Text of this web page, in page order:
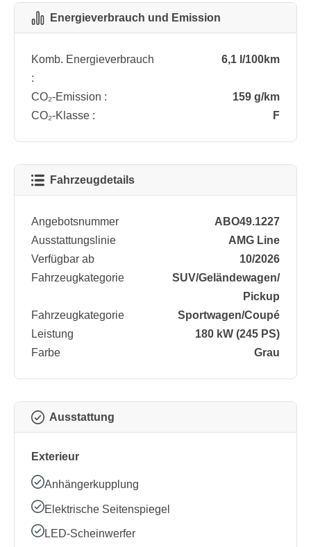
Energieverbrauch und Emission
Komb. Energieverbrauch
:
6,1 l/100km
CO₂-Emission :
159 g/km
CO₂-Klasse :
F
Fahrzeugdetails
Angebotsnummer
ABO49.1227
Ausstattungslinie
AMG Line
Verfügbar ab
10/2026
Fahrzeugkategorie
SUV/​Geländewagen/​
Pickup
Fahrzeugkategorie
Sportwagen/​Coupé
Leistung
180 kW (245 PS)
Farbe
Grau
Ausstattung
Exterieur
Anhängerkupplung
Elektrische Seitenspiegel
LED-Scheinwerfer